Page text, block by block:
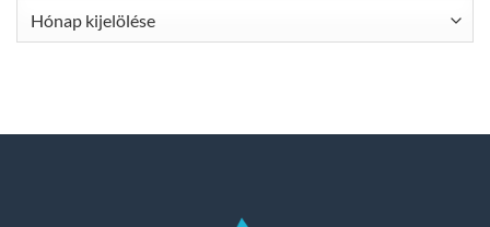
Archívum